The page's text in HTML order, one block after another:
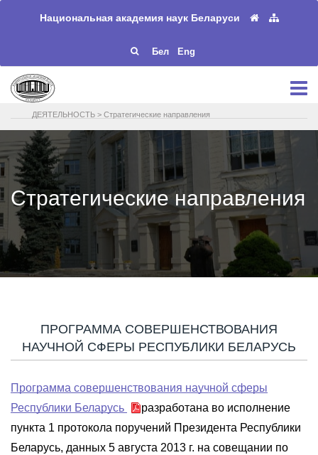
Национальная академия наук Беларуси
Бел Eng
ДЕЯТЕЛЬНОСТЬ > Стратегические направления
Стратегические направления
ПРОГРАММА СОВЕРШЕНСТВОВАНИЯ
НАУЧНОЙ СФЕРЫ РЕСПУБЛИКИ БЕЛАРУСЬ
Программа совершенствования научной сферы
Республики Беларусь
разработана во исполнение
пункта 1 протокола поручений Президента Республики
Беларусь, данных 5 августа 2013 г. на совещании по